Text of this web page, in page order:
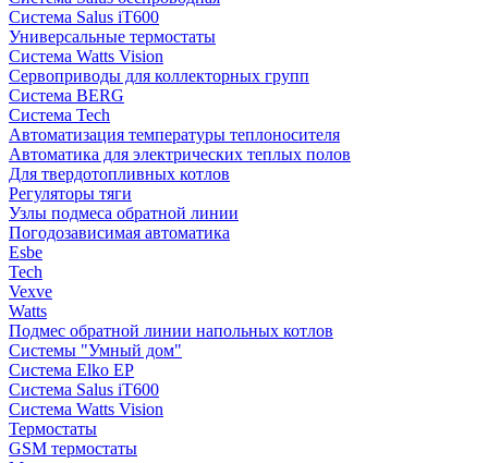
Система Salus iT600
Универсальные термостаты
Система Watts Vision
Сервоприводы для коллекторных групп
Система BERG
Система Tech
Автоматизация температуры теплоносителя
Автоматика для электрических теплых полов
Для твердотопливных котлов
Регуляторы тяги
Узлы подмеса обратной линии
Погодозависимая автоматика
Esbe
Tech
Vexve
Watts
Подмес обратной линии напольных котлов
Системы "Умный дом"
Система Elko EP
Система Salus iT600
Система Watts Vision
Термостаты
GSM термостаты